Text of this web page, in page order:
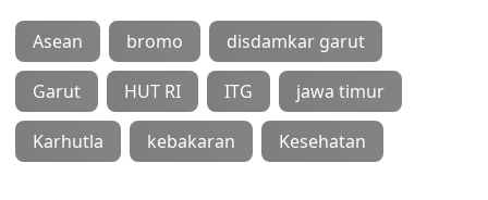
Asean bromo disdamkar garut
Garut HUT RI ITG jawa timur
Karhutla kebakaran Kesehatan